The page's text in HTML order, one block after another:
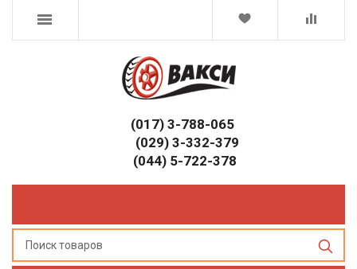
(017) 3-788-065
(029) 3-332-379
(044) 5-722-378